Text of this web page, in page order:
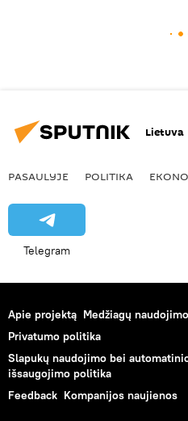
Lietuva
PASAULYJE POLITIKA
Telegram
Apie projektą Medžiagų
Privatumo politika
Slapukų naudojimo bei
išsaugojimo politika
Feedback Kompanijos naujienos